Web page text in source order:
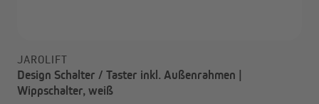
JAROLIFT
Design Schalter / Taster inkl. Außenrahmen |
Wippschalter, weiß